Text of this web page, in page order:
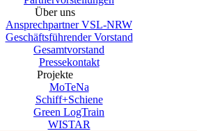
Über uns
Ansprechpartner VSL-NRW
Geschäftsführender Vorstand
Gesamtvorstand
Pressekontakt
Projekte
MoTeNa
Schiff+Schiene
Green LogTrain
WISTAR